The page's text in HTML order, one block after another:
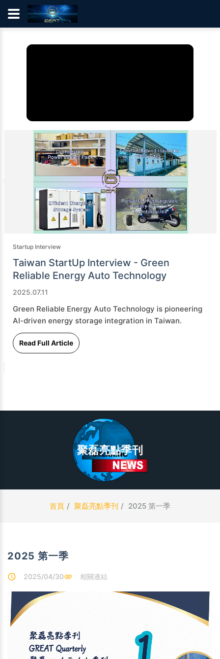
Startup Interview
Taiwan StartUp Interview - Green
Reliable Energy Auto Technology
2025.07.11
Green Reliable Energy Auto Technology is pioneering
AI-driven energy storage integration in Taiwan.
Read Full Article
聚磊亮點季刊
首頁 聚磊亮點季刊 2025 第一季
2025 第一季
2025/04/30 相關連結